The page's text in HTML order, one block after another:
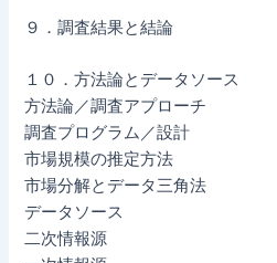
９．調査結果と結論
１０．方法論とデータソース
方法論／調査アプローチ
調査プログラム／設計
市場規模の推定方法
市場分解とデータ三角法
データソース
二次情報源